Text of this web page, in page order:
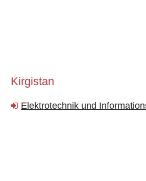
Kirgistan
Elektrotechnik und